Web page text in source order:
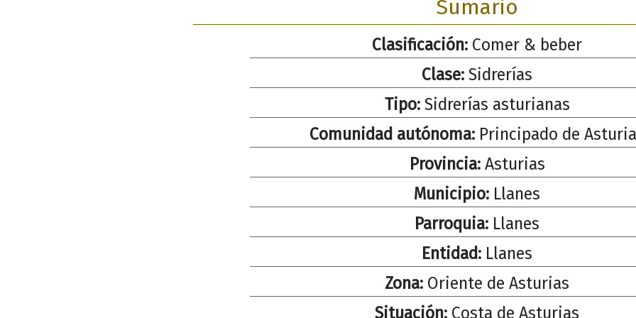
Sumario
Clasificación: Comer & beber
Clase: Sidrerías
Tipo:Sidrerías asturianas
Comunidad autónoma: Principado de
Provincia:Asturias
Municipio: Llanes
Parroquia: Llanes
Entidad: Llanes
Zona: Oriente de Asturias
Situación: Costa de Asturias